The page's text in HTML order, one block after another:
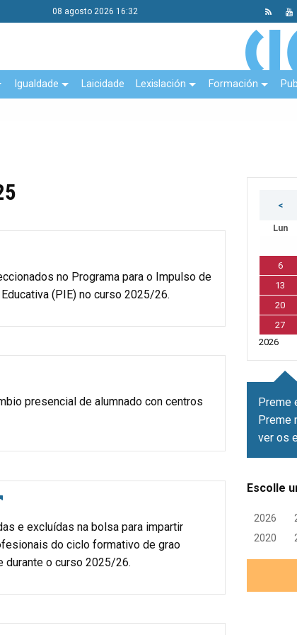
08 agosto 2026 16:32
Igualdade Laicidade Lexislación Formación
no Programa para o Impulso de
(PIE) no curso 2025/26.
presencial de alumnado con centros
e excluídas na bolsa para impartir
do ciclo formativo de grao
durante o curso 2025/26.
<
Lun
6
13
20
27
2026
Preme
Preme
ver os
Escolle
2026
2020